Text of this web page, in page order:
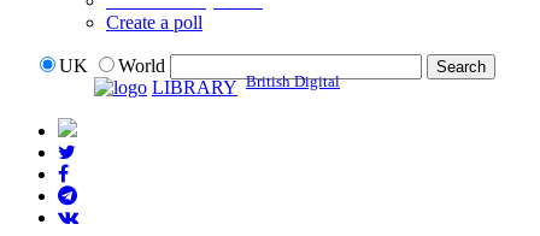
Create a poll
UK
World
LIBRARY British Digital